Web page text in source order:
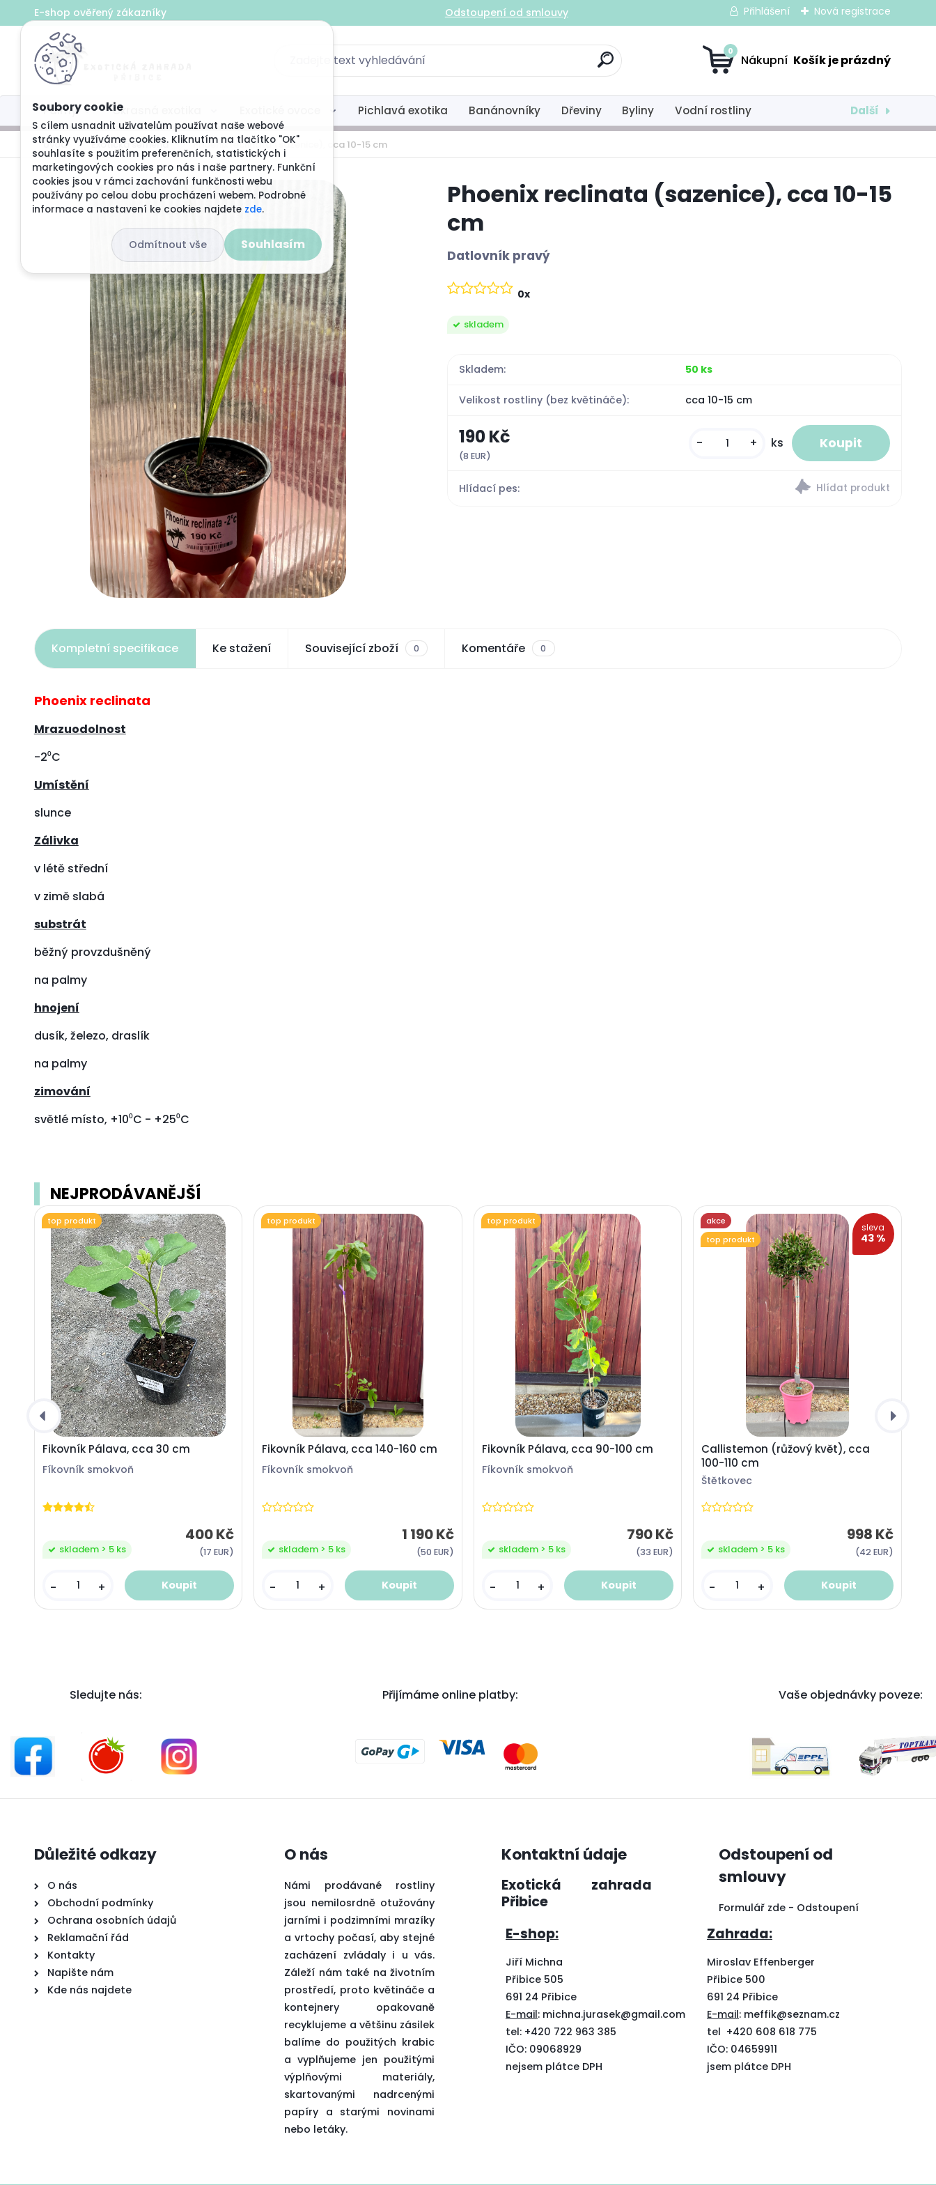
S cílem usnadnit uživatelům používat naše webové
stránky využíváme cookies. Kliknutím na tlačítko "OK"
souhlasíte s použitím preferenčních, statistických i
marketingových cookies pro nás i naše partnery. Funkční
cookies jsou v rámci zachování funkčnosti webu
používány po celou dobu procházení webem. Podrobné
informace a nastavení ke cookies najdete zde.
Odmítnout vše Souhlasím
E-shop ověřený zákazníky Odstoupení od smlouvy Přihlášení Nová registrace
0
Palmy Okrasná exotika Pichlavá exotika Banánovníky Dřeviny Byliny Vodní rostliny Další
Úvod Exotická semena Phoenix reclinata (sazenice), cca 10-15 cm
Phoenix reclinata (sazenice), cca 10-15
cm
Datlovník pravý
skladem
0x
Skladem: 50 ks
Velikost rostliny (bez květináče): cca 10-15 cm
190 Kč
(8 EUR)
Hlídací pes:
- + ks
Kompletní specifikace Ke stažení Související zboží 0 Komentáře 0
Phoenix reclinata
Mrazuodolnost
-2⁰C
Umístění
slunce
Zálivka
v létě střední
v zimě slabá
substrát
běžný provzdušněný
na palmy
hnojení
dusík, železo, draslík
na palmy
zimování
světlé místo, +10⁰C - +25⁰C
NEJPRODÁVANĚJŠÍ
Fikovník Pálava, cca 30 cm
Fíkovník smokvoň
400 Kč
(17 EUR)
- +
skladem > 5 ks
top produkt
Fikovník Pálava, cca 140-160 cm
Fíkovník smokvoň
1 190 Kč
(50 EUR)
- +
skladem > 5 ks
top produkt
Fikovník Pálava, cca 90-100 cm
Fíkovník smokvoň
790 Kč
(33 EUR)
- +
skladem > 5 ks
top produkt
Callistemon (růžový květ), cca
100-110 cm
Štětkovec
998 Kč
(42 EUR)
- +
skladem > 5 ks
akce
top produkt
sleva
43 %
Sledujte nás: Přijímáme online platby: Vaše objednávky poveze:
Důležité odkazy
O nás
Obchodní podmínky
Ochrana osobních údajů
Reklamační řád
Kontakty
Napište nám
Kde nás najdete
O nás
Námi prodávané rostliny
jsou nemilosrdně otužovány
jarními i podzimními mrazíky
a vrtochy počasí, aby stejné
zacházení zvládaly i u vás.
Záleží nám také na životním
prostředí, proto květináče a
kontejnery opakovaně
recyklujeme a většinu zásilek
balíme do použitých krabic
a vyplňujeme jen použitými
výplňovými materiály,
skartovanými nadrcenými
papíry a starými novinami
nebo letáky.
Kontaktní údaje
Exotická zahrada
Přibice
E-shop:
Jiří Michna
Přibice 505
691 24 Přibice
E-mail: michna.jurasek@gmail.com
tel: +420 722 963 385
IČO: 09068929
nejsem plátce DPH
Zahrada:
Miroslav Effenberger
Přibice 500
691 24 Přibice
E-mail: meffik@seznam.cz
tel +420 608 618 775
IČO: 04659911
jsem plátce DPH
Odstoupení od
smlouvy
Formulář zde - Odstoupení